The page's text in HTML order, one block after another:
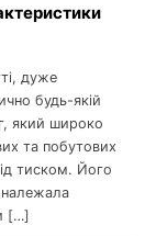
дуже
будь-якій
який широко
та побутових
тиском. Його
належала
[…]